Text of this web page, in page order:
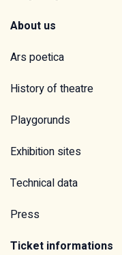
About us
Ars poetica
History of theatre
Playgorunds
Exhibition sites
Technical data
Press
Ticket informations